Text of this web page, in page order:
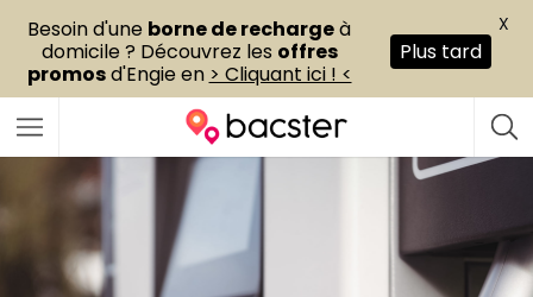
Besoin d'une borne de rechargeà
domicile ? Découvrez les offres
promosd'Engie en > Cliquant ici ! <
Plus tard
X